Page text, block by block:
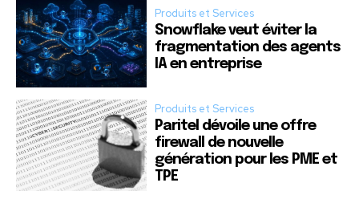
Produits et Services
Snowflake veut éviter la
fragmentation des agents
IA en entreprise
Produits et Services
Paritel dévoile une offre
firewall de nouvelle
génération pour les PME et
TPE